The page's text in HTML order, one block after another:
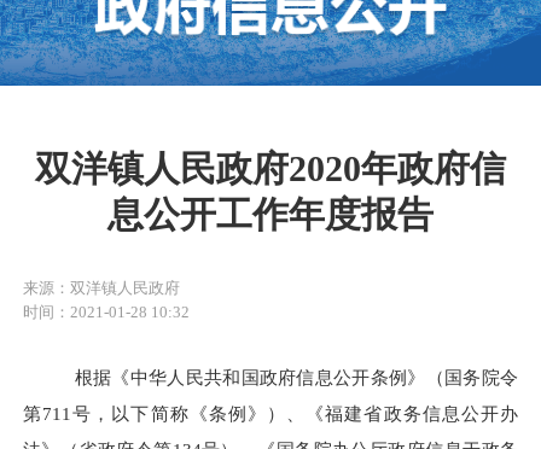
双洋镇人民政府2020年政府信
息公开工作年度报告
来源：双洋镇人民政府
时间：2021-01-28 10:32
根据《中华人民共和国政府信息公开条例》（国务院令
第711号，以下简称《条例》）、《福建省政务信息公开办